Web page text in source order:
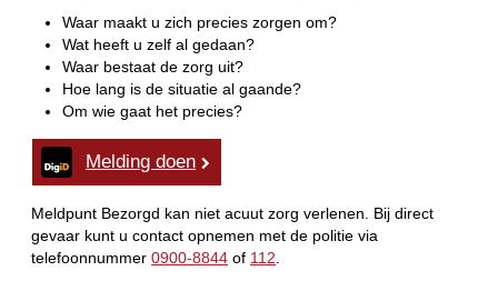
Waar maakt u zich precies zorgen om?
Wat heeft u zelf al gedaan?
Waar bestaat de zorg uit?
Hoe lang is de situatie al gaande?
Om wie gaat het precies?
Melding doen
Meldpunt Bezorgd kan niet acuut zorg verlenen. Bij direct
gevaar kunt u contact opnemen met de politie via
telefoonnummer0900-8844 of 112